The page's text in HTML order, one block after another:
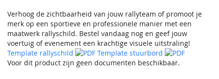
Verhoog de zichtbaarheid van jouw rallyteam of promoot je
merk op een sportieve en professionele manier met een
maatwerk rallyschild. Bestel vandaag nog en geef jouw
voertuig of evenement een krachtige visuele uitstraling!
Template rallyschild
Template stuurbord
Voor dit product zijn geen documenten beschikbaar.